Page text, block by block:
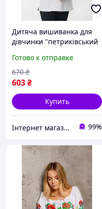
Дитяча вишиванка для
дівчинки "петриківський
Готово к отправке
603₴
670 ₴
Купить
Інтернет магазин "Вишиванка.Nет" 99%